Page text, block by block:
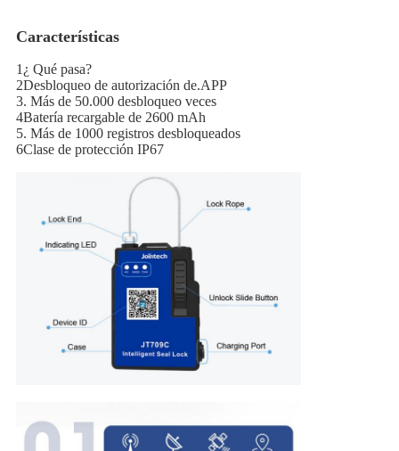
Características
1¿ Qué pasa?
2Desbloqueo de autorización de.APP
3. Más de 50.000 desbloqueo veces
4Batería recargable de 2600 mAh
5. Más de 1000 registros desbloqueados
6Clase de protección IP67